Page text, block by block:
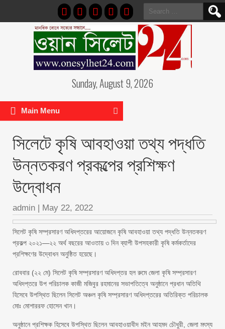
Search
for:
Sunday, August 9, 2026
Main Menu
সিলেটে কৃষি আবহাওয়া তথ্য পদ্ধতি
উন্নতকরণ প্রকল্পের প্রশিক্ষণ
উদ্বোধন
admin | May 22, 2022
সিলেট কৃষি সম্প্রসারণ অধিদপ্তরের আয়োজনে কৃষি আবহাওয়া তথ্য পদ্ধতি উন্নতকরণ
প্রকল্প ২০২১—২২ অর্থ বছরের আওতায় ৩ দিন ব্যাপী উপসহকারী কৃষি কর্মকর্তাদের
প্রশিক্ষণের উদ্বোধন অনুষ্ঠিত হয়েছে।
রোববার (২২ মে) সিলেট কৃষি সম্প্রসারণ অধিদপ্তর হল রুমে জেলা কৃষি সম্প্রসারণ
অধিদপ্তরে উপ পরিচালক কাজী মজিবুর রহমানের সভাপতিত্বে অনুষ্ঠানে প্রধান অতিথি
হিসেবে উপস্থিত ছিলেন সিলেট অঞ্চল কৃষি সম্প্রসারণ অধিদপ্তরের অতিরিক্ত পরিচালক
মোঃ মোশাররফ হোসেন খান।
অনুষ্ঠানে প্রশিক্ষক হিসেবে উপস্থিত ছিলেন আবহাওয়াবীদ মইন আহমদ চৌধুরী, জেলা মৎস্য